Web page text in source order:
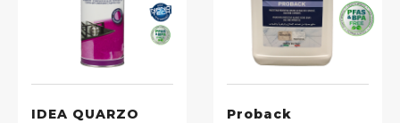
IDEA QUARZO
Proback